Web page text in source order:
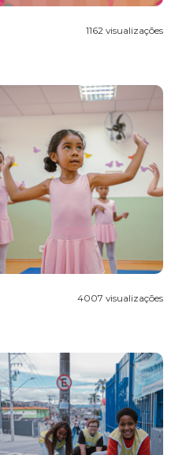
1162 visualizações
4007 visualizações